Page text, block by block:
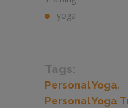
yoga
Tags:
Personal Yoga,
Personal Yoga